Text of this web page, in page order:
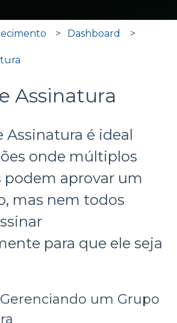
Dashboard
Assinatura
Assinatura é ideal
onde múltiplos
aprovar um
mas nem todos
para que ele seja
um Grupo